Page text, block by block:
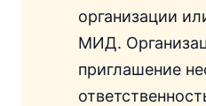
организации
МИД.
приглашение